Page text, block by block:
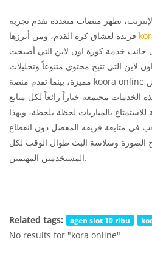
تظهر منصات متعددة تقدم تجربة
جانب خدمة كورة اون لاين التي أصبحت
لاين التي تتيح محتوى متنوعاً وتحليلات
مميزة، بينما تقدم منصة koora online أسلوباً سريعاً وواضحاً لعرض
الخدمات مجتمعة خياراً رائعاً لكل متابع
بالمباريات لحظة بلحظة، وبهذا
في متابعة فريقه المفضل دون انقطاع
الصورة وسلاسة البث طوال الوقت لكل
المستخدمين المهتمين.
Related tags: agen slot 10 ribu
No results for "kora online"